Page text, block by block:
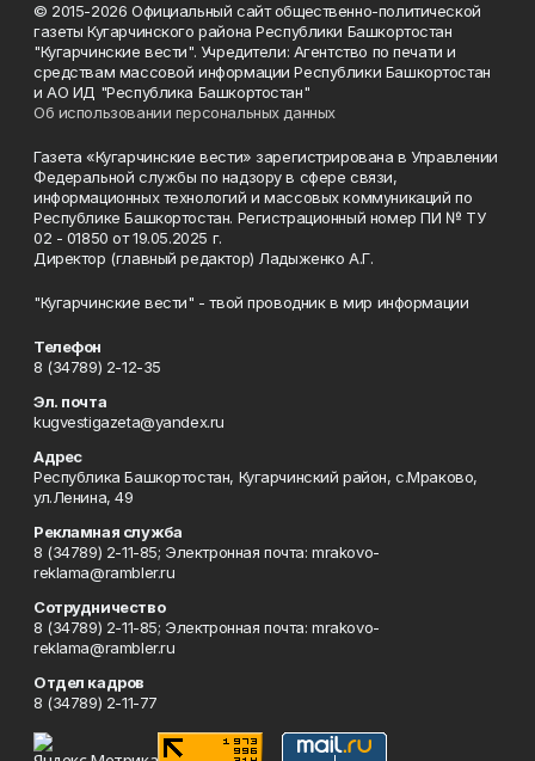
© 2015-2026 Официальный сайт общественно-политической
газеты Кугарчинского района Республики Башкортостан
"Кугарчинские вести". Учредители: Агентство по печати и
средствам массовой информации Республики Башкортостан
и АО ИД "Республика Башкортостан"
Об использовании персональных данных
Газета «Кугарчинские вести» зарегистрирована в Управлении
Федеральной службы по надзору в сфере связи,
информационных технологий и массовых коммуникаций по
Республике Башкортостан. Регистрационный номер ПИ № ТУ
02 - 01850 от 19.05.2025 г.
Директор (главный редактор) Ладыженко А.Г.
"Кугарчинские вести" - твой проводник в мир информации
Телефон
8 (34789) 2-12-35
Эл. почта
kugvestigazeta@yandex.ru
Адрес
Республика Башкортостан, Кугарчинский район, с.Мраково,
ул.Ленина, 49
Рекламная служба
8 (34789) 2-11-85; Электронная почта: mrakovo-
reklama@rambler.ru
Сотрудничество
8 (34789) 2-11-85; Электронная почта: mrakovo-
reklama@rambler.ru
Отдел кадров
8 (34789) 2-11-77